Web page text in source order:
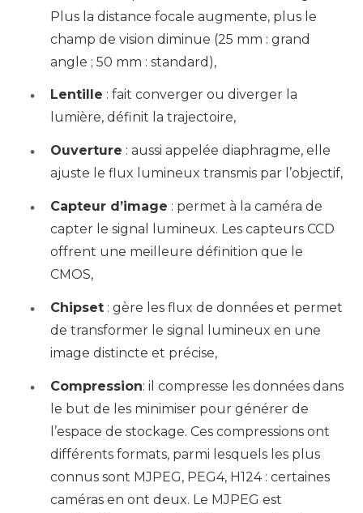
Plus la distance focale augmente, plus le
champ de vision diminue (25 mm : grand
angle ; 50 mm : standard),
Lentille : fait converger ou diverger la
lumière, définit la trajectoire,
Ouverture : aussi appelée diaphragme, elle
ajuste le flux lumineux transmis par l’objectif,
Capteur d’image : permet à la caméra de
capter le signal lumineux. Les capteurs CCD
offrent une meilleure définition que le
CMOS,
Chipset : gère les flux de données et permet
de transformer le signal lumineux en une
image distincte et précise,
Compression: il compresse les données dans
le but de les minimiser pour générer de
l’espace de stockage. Ces compressions ont
différents formats, parmi lesquels les plus
connus sont MJPEG, PEG4, H124 : certaines
caméras en ont deux. Le MJPEG est